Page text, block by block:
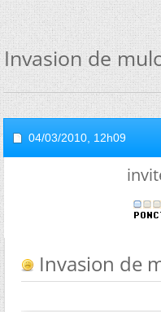
Invasion de
04/03/2010, 12h09
Invasion de